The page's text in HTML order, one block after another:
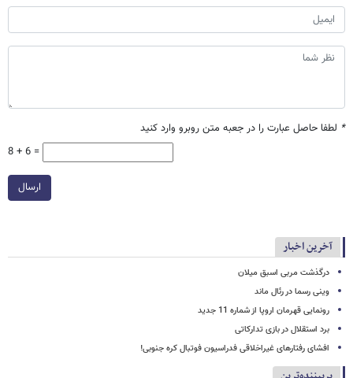
* لطفا حاصل عبارت را در جعبه متن روبرو وارد کنید
8 + 6 =
ارسال
آخرین اخبار
درگذشت مربی اسبق میلان
وینی رسما در رئال ماند
رونمایی قهرمان اروپا از شماره 11 جدید
برد استقلال در بازی تدارکاتی
افشای رفتارهای غیراخلاقی فدراسیون فوتبال کره جنوبی!